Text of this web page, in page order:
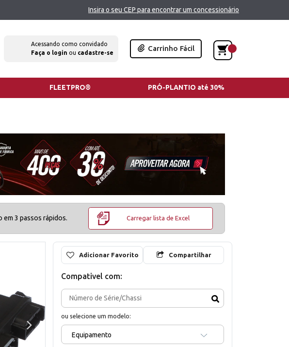
Insira o seu CEP para encontrar um concessionário
Acessando como convidado
Faça o login ou cadastre-se
Carrinho Fácil
FLEETPRO® PRÓ-PLANTIO até 30%
em 3 passos rápidos. Carregar lista de Excel
Adicionar Favorito Compartilhar
Compativel com:
ou selecione um modelo:
Equipamento